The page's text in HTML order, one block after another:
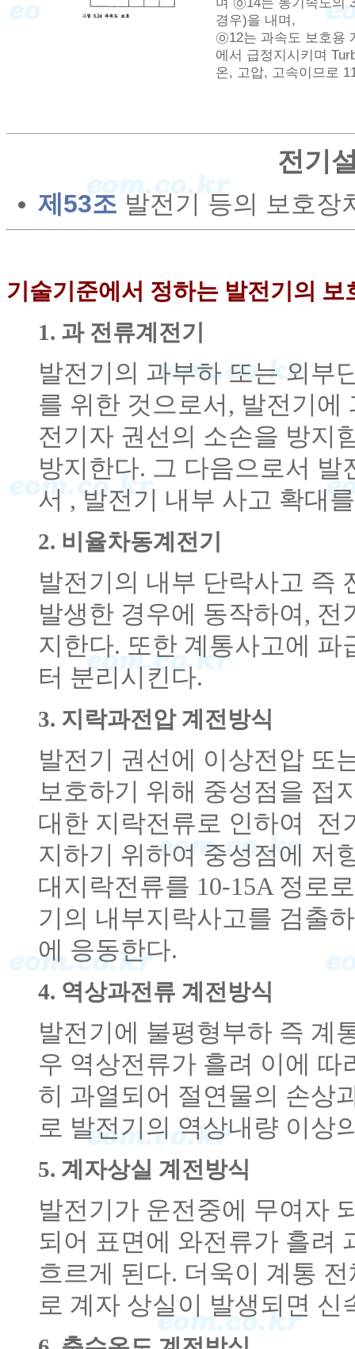
경우)을 내며,
㉧12는 과속도 보호용
에서 급정지시키며
온, 고압, 고속이므로
전기
제53조 발전기 등의 보호장
기술기준에서 정하는 발전기의 보
1. 과 전류계전기
발전기의 과부하 또는 외부
를 위한 것으로서, 발전기
전기자 권선의 소손을 방지
방지한다. 그 다음으로서
서 , 발전기 내부 사고 확대
2. 비율차동계전기
발전기의 내부 단락사고 즉
발생한 경우에 동작하여,
지한다. 또한 계통사고에
터 분리시킨다.
3. 지락과전압 계전방식
발전기 권선에 이상전압 또
보호하기 위해 중성점을 접
대한 지락전류로 인하여 전
지하기 위하여 중성점에 저
대지락전류를 10-15A 정로
기의 내부지락사고를 검출
에 응동한다.
4. 역상과전류 계전방식
발전기에 불평형부하 즉 계
우 역상전류가 흘려 이에
히 과열되어 절연물의 손상
로 발전기의 역상내량 이상
5. 계자상실 계전방식
발전기가 운전중에 무여자
되어 표면에 와전류가 흘려
흐르게 된다. 더욱이 계통
로 계자 상실이 발생되면